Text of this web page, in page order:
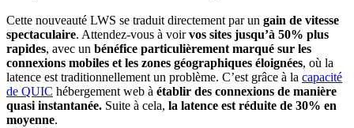
Cette nouveauté LWS se traduit directement par un gain de vitesse
spectaculaire. Attendez-vous à voirvos sites jusqu’à 50% plus
rapides, avec un bénéfice particulièrement marqué sur les
connexions mobiles et les zones géographiques éloignées, où la
latence est traditionnellement un problème. C’est grâce à la capacité
de QUIC hébergement web à établir des connexions de manière
quasi instantanée. Suite à cela, la latence est réduite de 30% en
moyenne.